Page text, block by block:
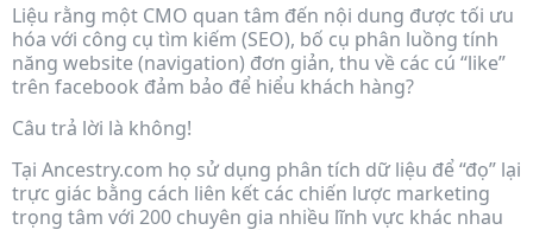
Liệu rằng một CMO quan tâm đến nội dung được tối ưu
hóa với công cụ tìm kiếm (SEO), bố cụ phân luồng tính
năng website (navigation) đơn giản, thu về các cú “like”
trên facebook đảm bảo để hiểu khách hàng?
Câu trả lời là không!
Tại Ancestry.com họ sử dụng phân tích dữ liệu để “đọ” lại
trực giác bằng cách liên kết các chiến lược marketing
trọng tâm với 200 chuyên gia nhiều lĩnh vực khác nhau